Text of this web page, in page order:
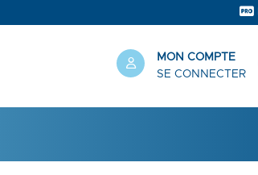
MON COMPTE
SE CONNECTER